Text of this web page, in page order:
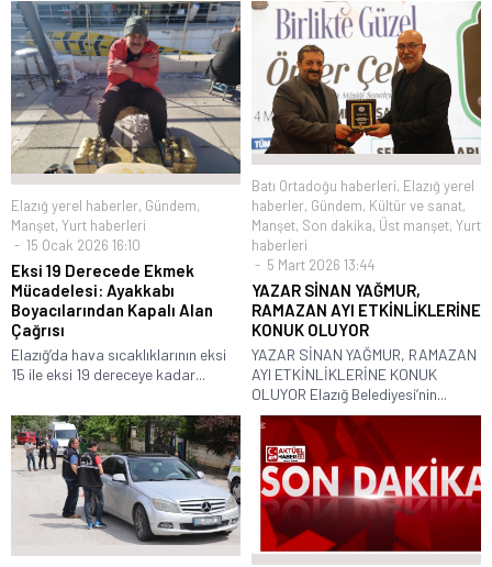
Elazığ yerel haberler, Gündem,
Manşet, Yurt haberleri
15 Ocak 2026 16:10
Eksi 19 Derecede Ekmek
Mücadelesi: Ayakkabı
Boyacılarından Kapalı Alan
Çağrısı
Elazığ’da hava sıcaklıklarının eksi
15 ile eksi 19 dereceye kadar...
Batı Ortadoğu haberleri, Elazığ yerel
haberler, Gündem, Kültür ve sanat,
Manşet, Son dakika, Üst manşet, Yurt
haberleri
5 Mart 2026 13:44
YAZAR SİNAN YAĞMUR,
RAMAZAN AYI ETKİNLİKLERİNE
KONUK OLUYOR
YAZAR SİNAN YAĞMUR, RAMAZAN
AYI ETKİNLİKLERİNE KONUK
OLUYOR Elazığ Belediyesi’nin...